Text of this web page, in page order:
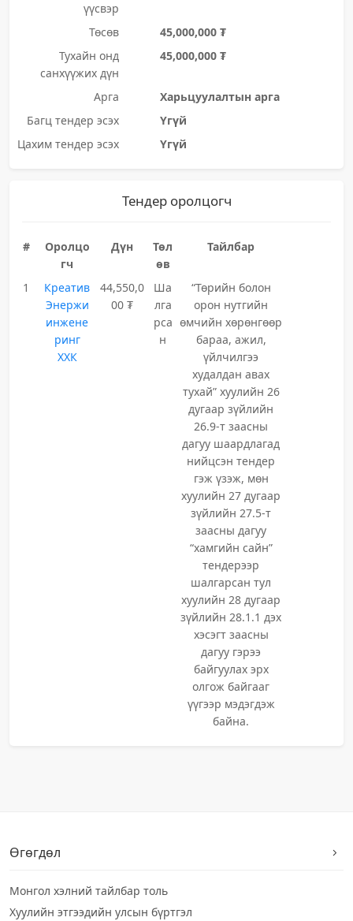
үүсвэр
Төсөв
45,000,000 ₮
Тухайн онд
санхүүжих дүн
45,000,000 ₮
Арга
Харьцуулалтын арга
Багц тендер эсэх
Үгүй
Цахим тендер эсэх
Үгүй
Тендер оролцогч
#
Оролцо
гч
Дүн
Төл
өв
Тайлбар
1
Креатив
Энержи
инжене
ринг
ХХК
44,550,0
00 ₮
Ша
лга
рса
н
“Төрийн болон
орон нутгийн
өмчийн хөрөнгөөр
бараа, ажил,
үйлчилгээ
худалдан авах
тухай” хуулийн 26
дугаар зүйлийн
26.9-т заасны
дагуу шаардлагад
нийцсэн тендер
гэж үзэж, мөн
хуулийн 27 дугаар
зүйлийн 27.5-т
заасны дагуу
“хамгийн сайн”
тендерээр
шалгарсан тул
хуулийн 28 дугаар
зүйлийн 28.1.1 дэх
хэсэгт заасны
дагуу гэрээ
байгуулах эрх
олгож байгааг
үүгээр мэдэгдэж
байна.
Өгөгдөл
Монгол хэлний тайлбар толь
Хуулийн этгээдийн улсын бүртгэл